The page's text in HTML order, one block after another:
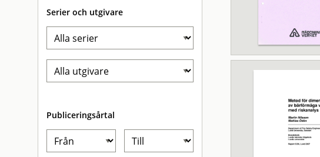
Serier och utgivare
Publiceringsårtal